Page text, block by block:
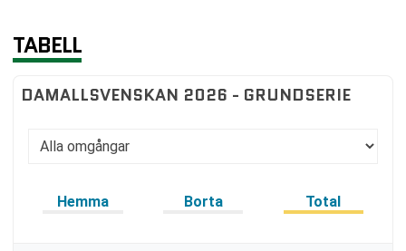
TABELL
DAMALLSVENSKAN 2026 - GRUNDSERIE
Hemma Borta Total